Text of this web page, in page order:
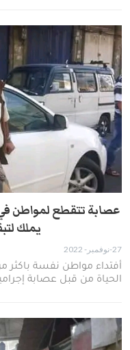
عصابة تتقطع لمواطن
يملك
27-نوفمبر- 2022
الحياة من قبل عصابة